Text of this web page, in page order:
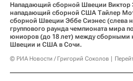
Нападающий сборной Швеции Виктор
нападающий сборной США Тайлер
сборной Швеции Эббе Сиэнес (слева
группового раунда чемпионата мира
юниоров (до 18 лет) между сборными
Швеции и США в Сочи.
© РИА Новости / Григорий Соколов